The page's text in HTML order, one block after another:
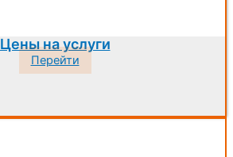
Цены на услуги
Перейти